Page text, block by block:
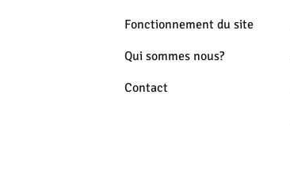
Fonctionnement du site
Qui sommes nous?
Contact